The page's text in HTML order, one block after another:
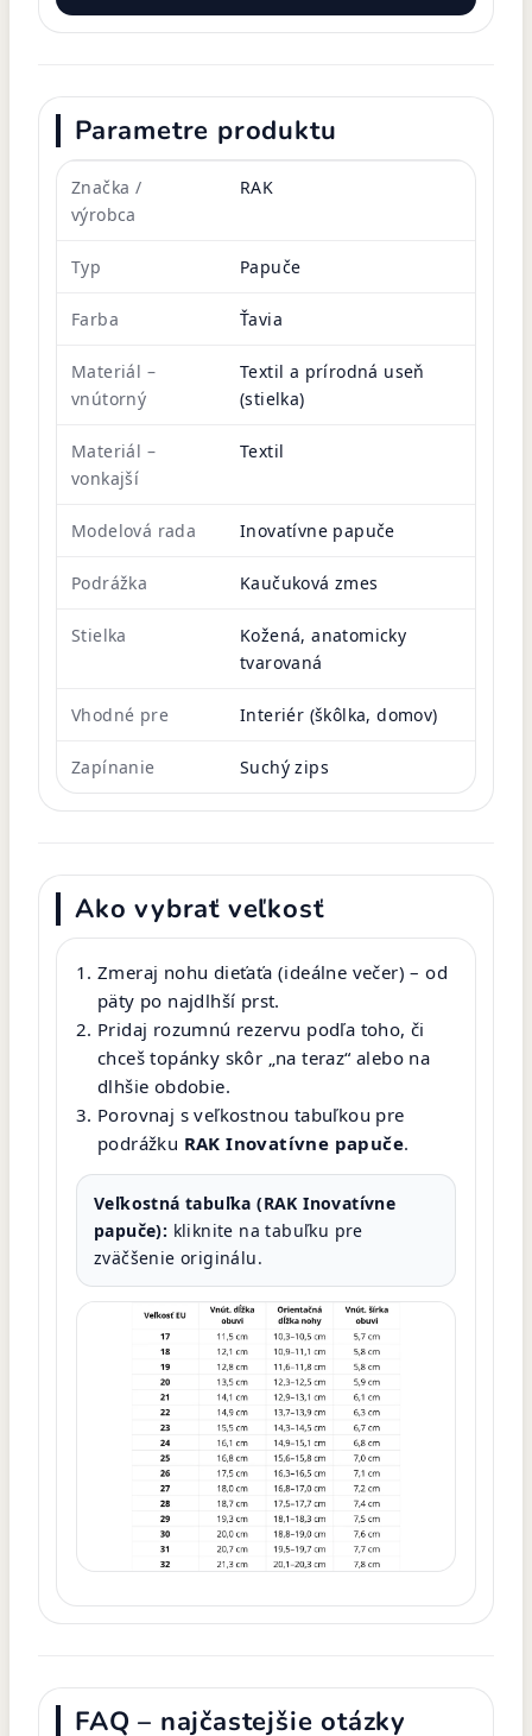
Parametre produktu
Značka /
výrobca
RAK
Typ Papuče
Farba Ťavia
Materiál –
vnútorný
Textil a prírodná useň
(stielka)
Materiál –
vonkajší
Textil
Modelová rada Inovatívne papuče
Podrážka Kaučuková zmes
Stielka
Kožená, anatomicky
tvarovaná
Vhodné pre Interiér (škôlka, domov)
Zapínanie Suchý zips
Ako vybrať veľkosť
Zmeraj nohu dieťaťa (ideálne večer) – od
päty po najdlhší prst.
Pridaj rozumnú rezervu podľa toho, či
chceš topánky skôr „na teraz“ alebo na
dlhšie obdobie.
Porovnaj s veľkostnou tabuľkou pre
podrážku RAK Inovatívne papuče.
Veľkostná tabuľka (RAK Inovatívne
papuče): kliknite na tabuľku pre
zväčšenie originálu.
FAQ – najčastejšie otázky